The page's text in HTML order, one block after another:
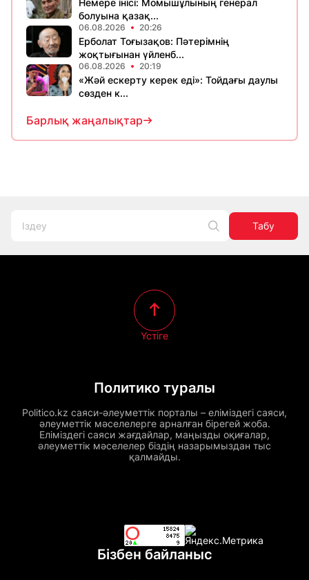
Немере інісі: Момышұлының генерал
болуына қазақ...
06.08.2026 20:26
Ерболат Тоғызақов: Пәтерімнің
жоқтығынан үйленб...
06.08.2026 20:19
«Жәй ескерту керек еді»: Тойдағы даулы
сөзден к...
Барлық жаңалықтар
Табу
Политико туралы
Politico.kz саяси-әлеуметтік порталы – еліміздегі саяси,
әлеуметтік мәселелерге арналған бірегей жоба.
Еліміздегі саяси жағдайлар, маңызды оқиғалар,
әлеуметтік мәселелер біздің назарымыздан тыс
қалмайды.
Үстіге
Бізбен байланыс